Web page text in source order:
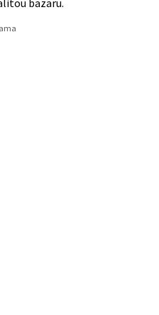
bazaru.